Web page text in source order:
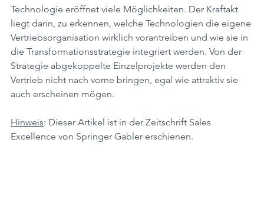
Technologie eröffnet viele Möglichkeiten. Der Kraftakt
liegt darin, zu erkennen, welche Technologien die eigene
Vertriebsorganisation wirklich vorantreiben und wie sie in
die Transformationsstrategie integriert werden. Von der
Strategie abgekoppelte Einzelprojekte werden den
Vertrieb nicht nach vorne bringen, egal wie attraktiv sie
auch erscheinen mögen.
Hinweis: Dieser Artikel ist in der Zeitschrift Sales
Excellence von Springer Gabler erschienen.